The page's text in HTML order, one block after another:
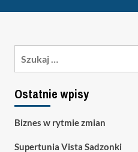
Ostatnie wpisy
Biznes w rytmie zmian
Supertunia Vista Sadzonki